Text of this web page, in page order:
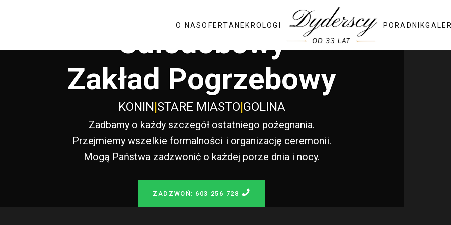
O NASOFERTANEKROLOGI PORADNIK
Całodobowy
Zakład Pogrzebowy
KONIN|STARE MIASTO|GOLINA
Zadbamy o każdy szczegół ostatniego pożegnania.
Przejmiemy wszelkie formalności i organizację ceremonii.
Mogą Państwa zadzwonić o każdej porze dnia i nocy.
ZADZWOŃ: 603 256 728